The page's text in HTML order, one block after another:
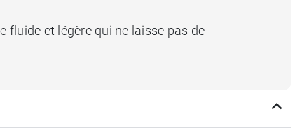
fluide et légère qui ne laisse pas de
le